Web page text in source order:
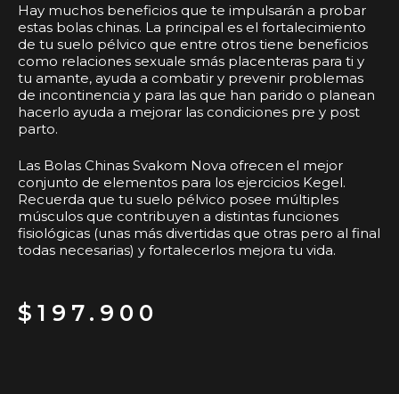
Hay muchos beneficios que te impulsarán a probar
estas bolas chinas. La principal es el fortalecimiento
de tu suelo pélvico que entre otros tiene beneficios
como relaciones sexuale smás placenteras para ti y
tu amante, ayuda a combatir y prevenir problemas
de incontinencia y para las que han parido o planean
hacerlo ayuda a mejorar las condiciones pre y post
parto.
Las Bolas Chinas Svakom Nova ofrecen el mejor
conjunto de elementos para los ejercicios Kegel.
Recuerda que tu suelo pélvico posee múltiples
músculos que contribuyen a distintas funciones
fisiológicas (unas más divertidas que otras pero al final
todas necesarias) y fortalecerlos mejora tu vida.
$ 197.900